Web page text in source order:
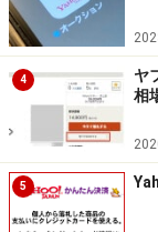
新しい本を高額で
Vabooは、発売
定している商
くて人気商品と
度になりますが
4
ヤ
相
5